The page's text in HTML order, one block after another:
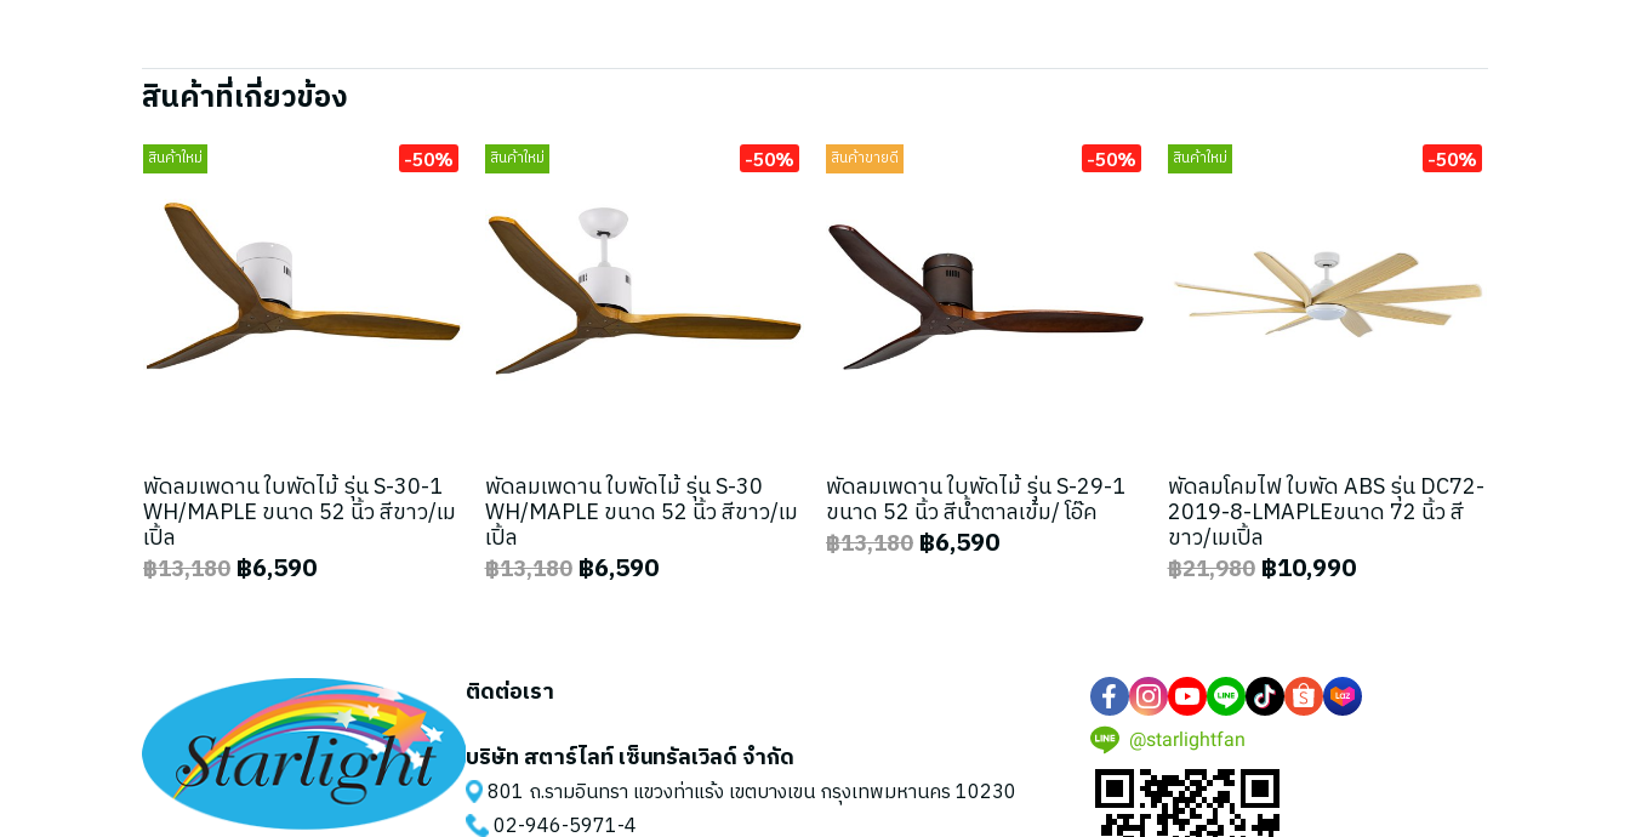
สินค้าที่เกี่ยวข้อง
สินค้าใหม่ -50%
พัดลมเพดาน ใบพัดไม้ รุ่น S-30-1
WH/MAPLE ขนาด 52 นิ้ว สีขาว/เม
เปิ้ล
฿13,180 ฿6,590
สินค้าใหม่ -50%
พัดลมเพดาน ใบพัดไม้ รุ่น S-30
WH/MAPLE ขนาด 52 นิ้ว สีขาว/เม
เปิ้ล
฿13,180 ฿6,590
สินค้าขายดี -50%
พัดลมเพดาน ใบพัดไม้ รุ่น S-29-1
ขนาด 52 นิ้ว สีน้ำตาลเข้ม/ โอ๊ค
฿13,180 ฿6,590
สินค้าใหม่ -50%
พัดลมโคมไฟ ใบพัด ABS รุ่น DC72-
2019-8-LMAPLEขนาด 72 นิ้ว สี
ขาว/เมเปิ้ล
฿21,980 ฿10,990
ติดต่อเรา
บริษัท สตาร์ไลท์ เซ็นทรัลเวิลด์ จำกัด
801 ถ.รามอินทรา แขวงท่าแร้ง เขตบางเขน กรุงเทพมหานคร 10230
02-946-5971-4
@starlightfan